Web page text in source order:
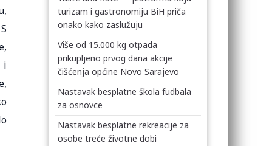
i
turizam i gastronomiju BiH priča
onako kako zaslužuju
Više od 15.000 kg otpada
prikupljeno prvog dana akcije
čišćenja općine Novo Sarajevo
Nastavak besplatne škola fudbala
za osnovce
Nastavak besplatne rekreacije za
osobe treće životne dobi